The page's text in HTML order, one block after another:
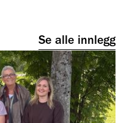
Se alle innlegg